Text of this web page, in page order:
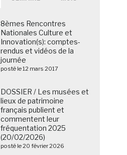
8èmes Rencontres
Nationales Culture et
Innovation(s): comptes-
rendus et vidéos de la
journée
posté le 12 mars 2017
DOSSIER / Les musées et
lieux de patrimoine
français publient et
commentent leur
fréquentation 2025
(20/02/2026)
posté le 20 février 2026